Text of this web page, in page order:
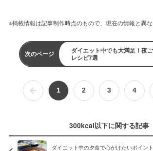
※掲載情報は記事制作時点のもので、現在の情報と異な
次のページ
ダイエット中でも大満足！夜
レシピ7選
1 2 3 4
300kcal以下に関する記事
ダイエット中の夕食で心がけたいポイン